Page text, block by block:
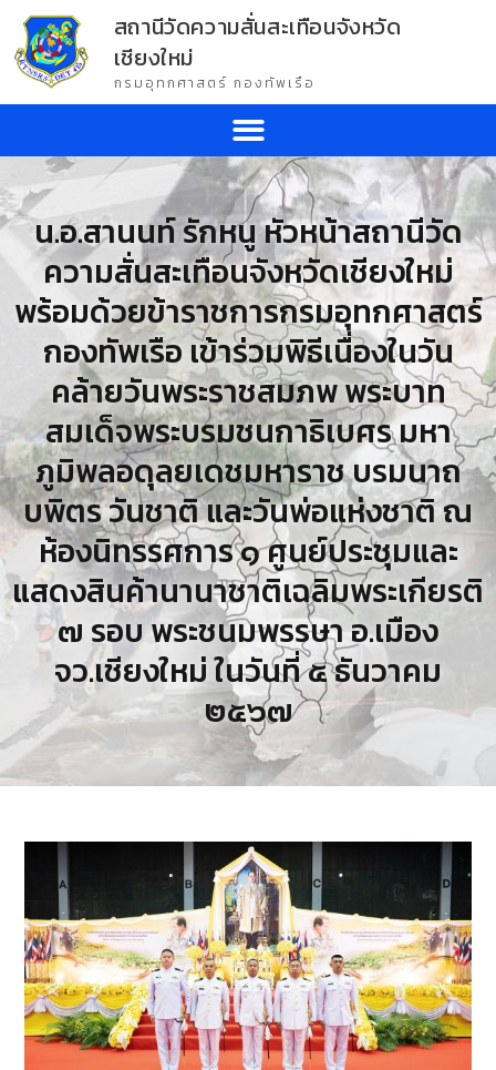
สถานีวัดความสั่นสะเทือนจังหวัด
เชียงใหม่
กรมอุทกศาสตร์ กองทัพเรือ
น.อ.สานนท์ รักหนู หัวหน้าสถานีวัด
ความสั่นสะเทือนจังหวัดเชียงใหม่
พร้อมด้วยข้าราชการกรมอุทกศาสตร์
กองทัพเรือ เข้าร่วมพิธีเนื่องในวัน
คล้ายวันพระราชสมภพ พระบาท
สมเด็จพระบรมชนกาธิเบศร มหา
ภูมิพลอดุลยเดชมหาราช บรมนาถ
บพิตร วันชาติ และวันพ่อแห่งชาติ ณ
ห้องนิทรรศการ ๑ ศูนย์ประชุมและ
แสดงสินค้านานาชาติเฉลิมพระเกียรติ
๗ รอบ พระชนมพรรษา อ.เมือง
จว.เชียงใหม่ ในวันที่ ๕ ธันวาคม
๒๕๖๗